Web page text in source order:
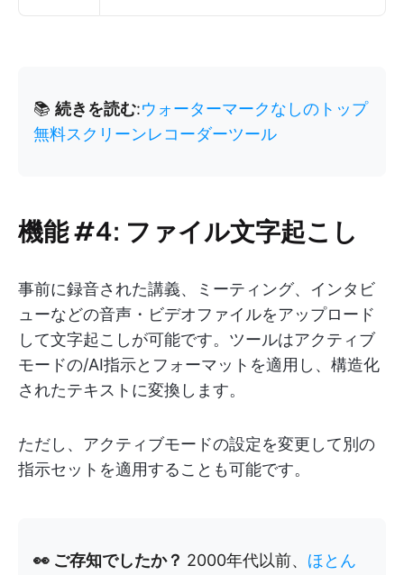
📚 続きを読む:ウォーターマークなしのトップ
無料スクリーンレコーダーツール
機能 #4: ファイル文字起こし
事前に録音された講義、ミーティング、インタビ
ューなどの音声・ビデオファイルをアップロード
して文字起こしが可能です。ツールはアクティブ
モードの/AI指示とフォーマットを適用し、構造化
されたテキストに変換します。
ただし、アクティブモードの設定を変更して別の
指示セットを適用することも可能です。
👀 ご存知でしたか？ 2000年代以前、 ほとん